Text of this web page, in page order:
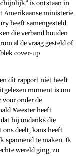
is ontstaan ​​in
Amerikaanse ministerie
heeft samengesteld
die verband houden
al de vraag gesteld of
cover-up
dit rapport niet heeft
moment is om
onder de
Meester heeft
hij ondanks die
ons deelt, kans heeft
spannend te maken. Ik
wereld ging, zo